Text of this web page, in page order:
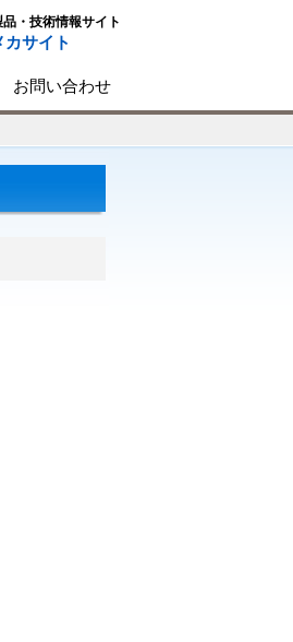
・技術情報サイト
カサイト
お問い合わせ